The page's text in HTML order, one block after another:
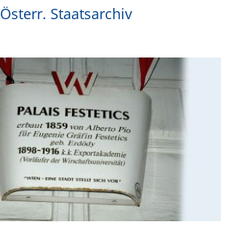
Österr. Staatsarchiv